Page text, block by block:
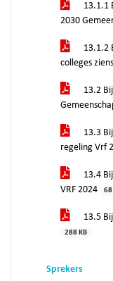
13.1.1
2030
13.1.2
colleges
13.2
13.3
regeling Vrf
13.4
VRF 2024
68
13.5
288 KB
Sprekers